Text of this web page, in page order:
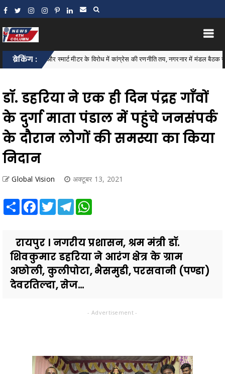
ब्रेकिंग :
वृद्धि और स्मार्ट मीटर के विरोध में कांग्रेस की रणनीति तय, नगरनार में मंडल बैठक संपन्न
डॉ. डहरिया ने एक ही दिन पंद्रह गाँवों
के दुर्गा माता पंडाल में पहुंचे जनसंपर्क
के दौरान लोगों की समस्या का किया
निदान
Global Vision अक्टूबर 13, 2021
Share Facebook
TwitterTelegram
रायपुर । नगरीय प्रशासन, श्रम मंत्री डॉ.
शिवकुमार डहरिया ने आरंग क्षेत्र के ग्राम
अछोली, कुलीपोटा, भैसमुडी, परसवानी (पण्डा)
देवरतिल्दा, सेज...
- Advertisement -